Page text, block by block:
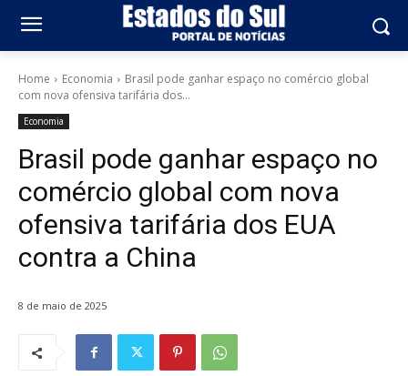
Home Economia
Brasil pode ganhar espaço no comércio global
com nova ofensiva tarifária dos...
Economia
Brasil pode ganhar espaço no
comércio global com nova
ofensiva tarifária dos EUA
contra a China
8 de maio de 2025